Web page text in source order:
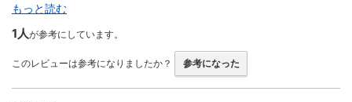
もっと読む
1人が参考にしています。
このレビューは参考になりましたか？ 参考になった